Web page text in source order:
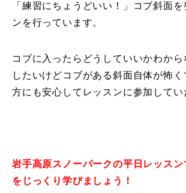
レッスンレポート
レッスン内容について
レッスン周辺に関して
動画で学ぶ
最新レッスン動画
「練習にちょうどいい！」コブ斜面
ンを行っています。
コブに入ったらどうしていいかわから
したいけどコブがある斜面自体が怖く
方にも安心してレッスンに参加してい
岩手高原スノーパークの平日レッス
をじっくり学びましょう！